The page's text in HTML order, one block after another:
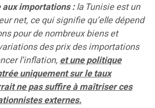
aux importations :la Tunisie est un
net, ce qui signifie qu’elle dépend
pour de nombreux biens et
des prix des importations
l’inflation,et une politique
uniquement sur le taux
ne pas suffire à maîtriser ces
externes.